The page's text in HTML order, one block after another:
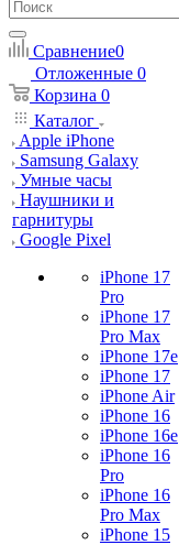
Сравнение0
Отложенные 0
Корзина 0
Каталог
Apple iPhone
Samsung Galaxy
Умные часы
Наушники и
гарнитуры
Google Pixel
iPhone 17
Pro
iPhone 17
Pro Max
iPhone 17e
iPhone 17
iPhone Air
iPhone 16
iPhone 16e
iPhone 16
Pro
iPhone 16
Pro Max
iPhone 15